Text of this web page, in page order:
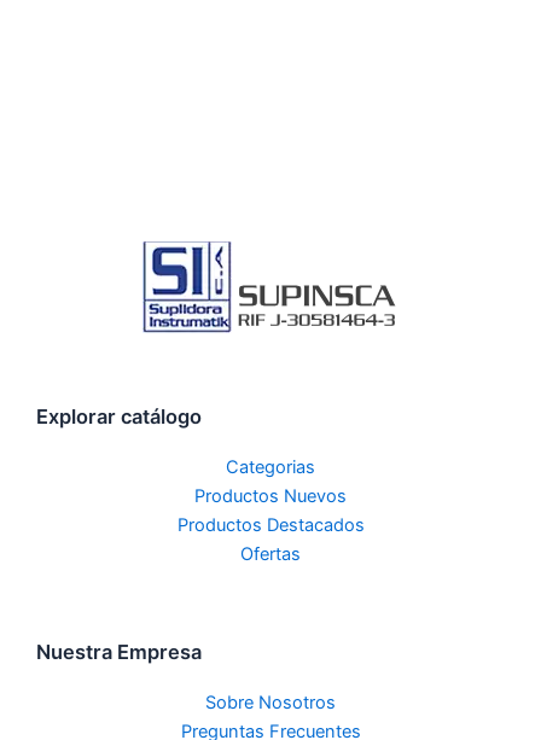
Explorar catálogo
Categorias
Productos Nuevos
Productos Destacados
Ofertas
Nuestra Empresa
Sobre Nosotros
Preguntas Frecuentes